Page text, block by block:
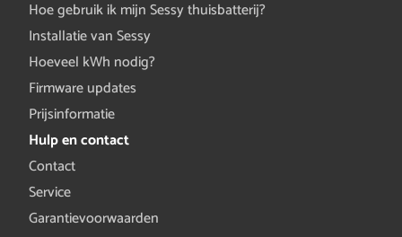
Hoe gebruik ik mijn Sessy thuisbatterij?
Installatie van Sessy
Hoeveel kWh nodig?
Firmware updates
Prijsinformatie
Hulp en contact
Contact
Service
Garantievoorwaarden